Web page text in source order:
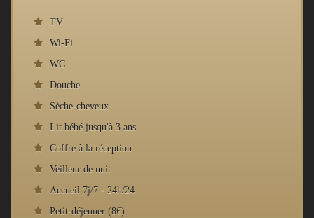
TV
Wi-Fi
WC
Douche
Sèche-cheveux
Lit bébé jusqu'à 3 ans
Coffre à la réception
Veilleur de nuit
Accueil 7j/7 - 24h/24
Petit-déjeuner (8€)